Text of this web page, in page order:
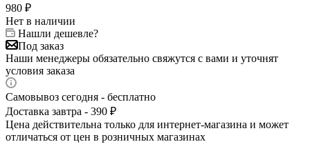
980 ₽
Нет в наличии
Нашли дешевле?
Под заказ
Наши менеджеры обязательно свяжутся с вами и уточнят
условия заказа
Самовывоз сегодня - бесплатно
Доставка завтра - 390 ₽
Цена действительна только для интернет-магазина и может
отличаться от цен в розничных магазинах